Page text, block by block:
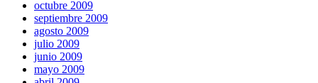
octubre 2009
septiembre 2009
agosto 2009
julio 2009
junio 2009
mayo 2009